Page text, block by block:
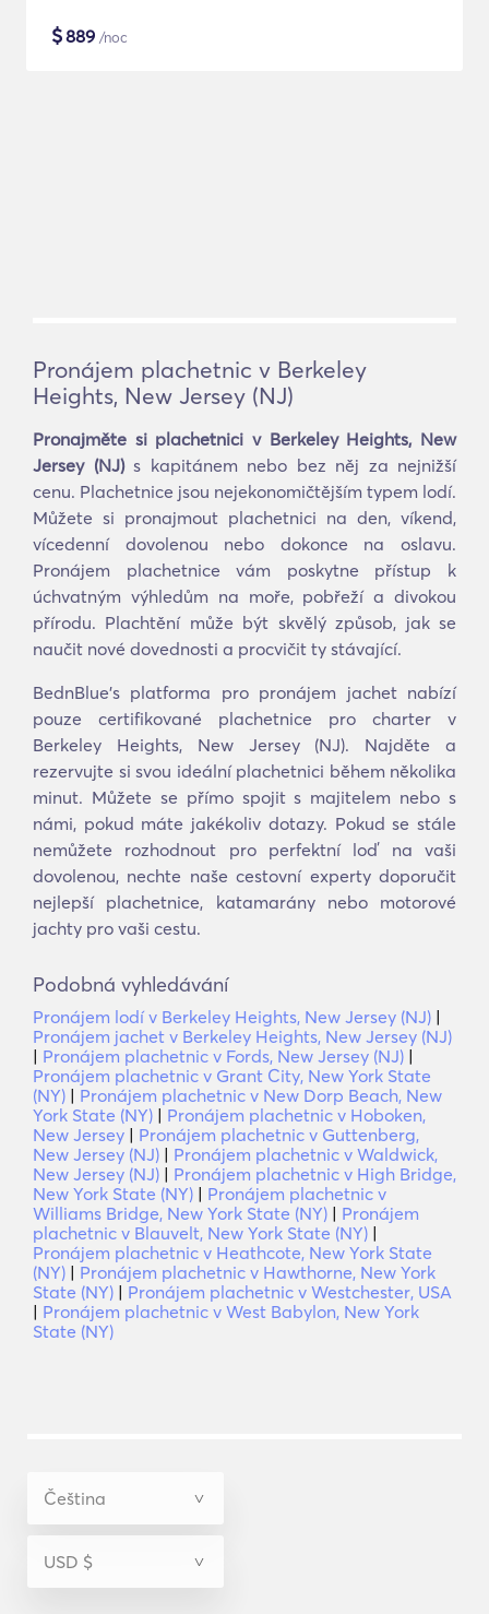
$889 /noc
Pronájem plachetnic v Berkeley
Heights, New Jersey (NJ)
Pronajměte si plachetnici v Berkeley Heights, New
Jersey (NJ)s kapitánem nebo bez něj za nejnižší
cenu. Plachetnice jsou nejekonomičtějším typem lodí.
Můžete si pronajmout plachetnici na den, víkend,
vícedenní dovolenou nebo dokonce na oslavu.
Pronájem plachetnice vám poskytne přístup k
úchvatným výhledům na moře, pobřeží a divokou
přírodu. Plachtění může být skvělý způsob, jak se
naučit nové dovednosti a procvičit ty stávající.
BednBlue's platforma pro pronájem jachet nabízí
pouze certifikované plachetnice pro charter v
Berkeley Heights, New Jersey (NJ). Najděte a
rezervujte si svou ideální plachetnici během několika
minut. Můžete se přímo spojit s majitelem nebo s
námi, pokud máte jakékoliv dotazy. Pokud se stále
nemůžete rozhodnout pro perfektní loď na vaši
dovolenou, nechte naše cestovní experty doporučit
nejlepší plachetnice, katamarány nebo motorové
jachty pro vaši cestu.
Podobná vyhledávání
Pronájem lodí v Berkeley Heights, New Jersey (NJ) |
Pronájem jachet v Berkeley Heights, New Jersey (NJ)
| Pronájem plachetnic v Fords, New Jersey (NJ) |
Pronájem plachetnic v Grant City, New York State
(NY) | Pronájem plachetnic v New Dorp Beach, New
York State (NY) | Pronájem plachetnic v Hoboken,
New Jersey | Pronájem plachetnic v Guttenberg,
New Jersey (NJ) | Pronájem plachetnic v Waldwick,
New Jersey (NJ) | Pronájem plachetnic v High Bridge,
New York State (NY) | Pronájem plachetnic v
Williams Bridge, New York State (NY) | Pronájem
plachetnic v Blauvelt, New York State (NY) |
Pronájem plachetnic v Heathcote, New York State
(NY) | Pronájem plachetnic v Hawthorne, New York
State (NY) | Pronájem plachetnic v Westchester, USA
| Pronájem plachetnic v West Babylon, New York
State (NY)